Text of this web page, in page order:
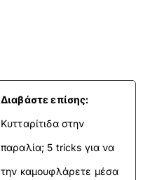
Διαβάστε επίσης:
Κυτταρίτιδα στην
παραλία; 5 tricks για να
την καμουφλάρετε μέσα